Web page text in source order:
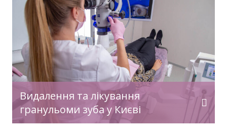
Видалення та лікування
гранульоми зуба у Києві